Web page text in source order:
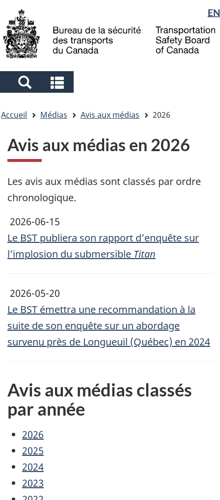
to
main
to
"About
government"
à
la
Sélection
de
la
langue
EN
Search
and
menus
and
menus
êtes
ici
Accueil Médias Avis aux médias 2026
Avis aux médias en 2026
Les avis aux médias sont classés par ordre
chronologique.
2026-06-15
Le BST publiera son rapport d’enquête sur
l’implosion du submersible Titan
2026-05-20
Le BST émettra une recommandation à la
suite de son enquête sur un abordage
survenu près de Longueuil (Québec) en 2024
Avis aux médias classés
par année
2026
2025
2024
2023